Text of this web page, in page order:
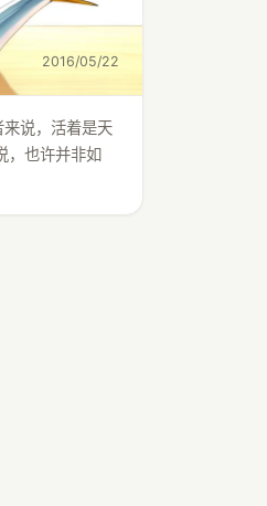
2016/05/22
说，活着是天
，也许并非如